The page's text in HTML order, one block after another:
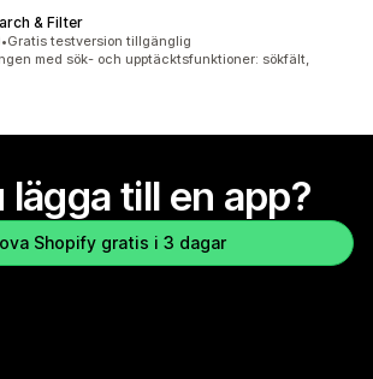
& Filter
totalt
•Gratis testversion tillgänglig
med sök- och upptäcktsfunktioner: sökfält,
lägga till en app?
Shopify gratis i 3 dagar